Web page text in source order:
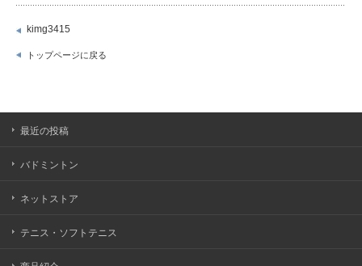
kimg3415
トップページに戻る
最近の投稿
バドミントン
ネットストア
テニス・ソフトテニス